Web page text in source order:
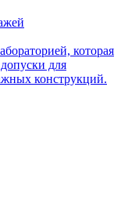
которая
для
конструкций.